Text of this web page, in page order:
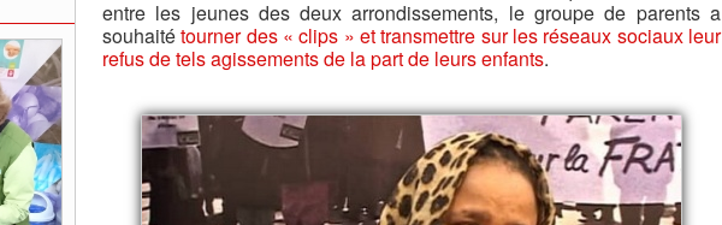
entre les jeunes des deux arrondissements, le groupe de parents a
souhaitétourner des « clips » et transmettre sur les réseaux sociaux leur
refus de tels agissements de la part de leurs enfants.